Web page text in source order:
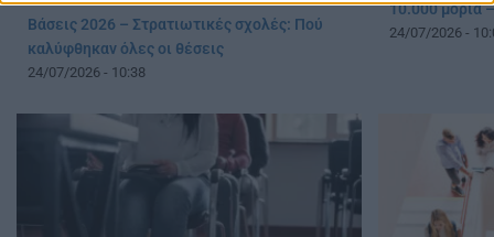
Βάσεις 2026 – Στρατιωτικές σχολές: Πού
καλύφθηκαν όλες οι θέσεις
24/07/2026 - 10:38
10.000 μόρια
24/07/2026 -